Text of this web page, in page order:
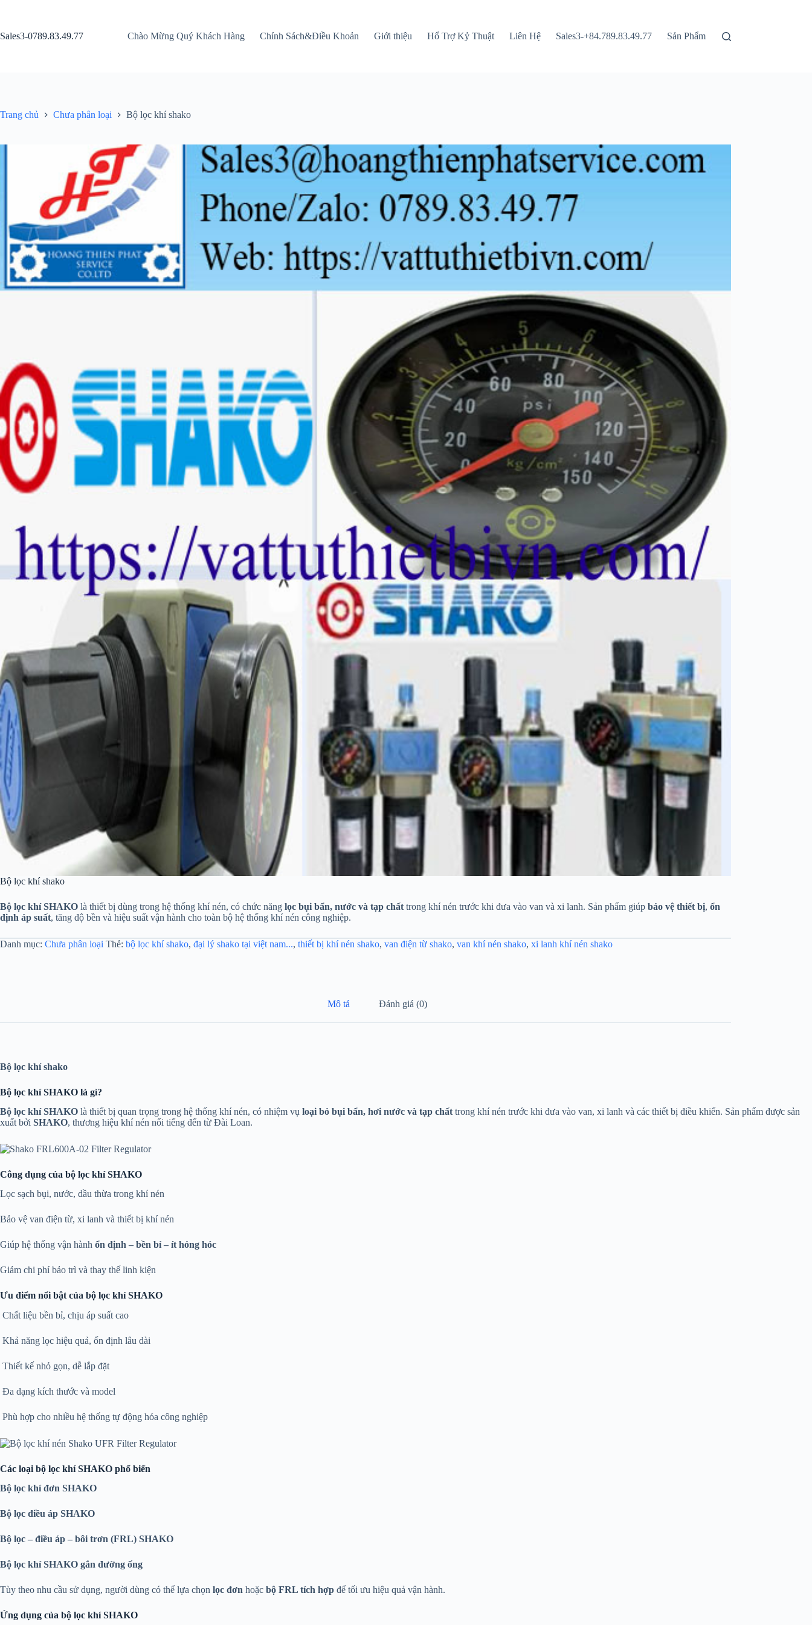
nội
Sales3-0789.83.49.77 Chào Mừng Quý Khách Hàng Chính Sách&Điều Khoản Giới thiệu Hổ Trợ Kỷ Thuật Liên Hệ Sales3-+84.789.83.49.77 Sản Phẩm
Trang chủ Chưa phân loại Bộ lọc khí shako
Bộ lọc khí shako
Bộ lọc khí SHAKO là thiết bị dùng trong hệ thống khí nén, có chức năng lọc bụi bẩn, nước và tạp chất trong khí nén trước khi đưa vào van và xi lanh. Sản phẩm giúp bảo vệ thiết bị, ổn
định áp suất, tăng độ bền và hiệu suất vận hành cho toàn bộ hệ thống khí nén công nghiệp.
Danh mục: Chưa phân loại Thẻ: bộ lọc khí shako, đại lý shako tại việt nam..., thiết bị khí nén shako, van điện từ shako, van khí nén shako, xi lanh khí nén shako
Mô tả Đánh giá (0)
Bộ lọc khí shako
Bộ lọc khí SHAKO là gì?
Bộ lọc khí SHAKO là thiết bị quan trọng trong hệ thống khí nén, có nhiệm vụ loại bỏ bụi bẩn, hơi nước và tạp chất trong khí nén trước khi đưa vào van, xi lanh và các thiết bị điều khiển. Sản phẩm được sản
xuất bởi SHAKO, thương hiệu khí nén nổi tiếng đến từ Đài Loan.
Công dụng của bộ lọc khí SHAKO
Lọc sạch bụi, nước, dầu thừa trong khí nén
Bảo vệ van điện từ, xi lanh và thiết bị khí nén
Giúp hệ thống vận hành ổn định – bền bỉ – ít hỏng hóc
Giảm chi phí bảo trì và thay thế linh kiện
Ưu điểm nổi bật của bộ lọc khí SHAKO
Chất liệu bền bỉ, chịu áp suất cao
Khả năng lọc hiệu quả, ổn định lâu dài
Thiết kế nhỏ gọn, dễ lắp đặt
Đa dạng kích thước và model
Phù hợp cho nhiều hệ thống tự động hóa công nghiệp
Các loại bộ lọc khí SHAKO phổ biến
Bộ lọc khí đơn SHAKO
Bộ lọc điều áp SHAKO
Bộ lọc – điều áp – bôi trơn (FRL) SHAKO
Bộ lọc khí SHAKO gắn đường ống
Tùy theo nhu cầu sử dụng, người dùng có thể lựa chọn lọc đơn hoặc bộ FRL tích hợp để tối ưu hiệu quả vận hành.
Ứng dụng của bộ lọc khí SHAKO